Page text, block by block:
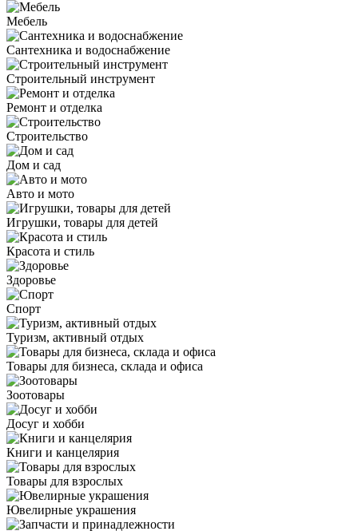
Мебель
Сантехника и водоснабжение
Строительный инструмент
Ремонт и отделка
Строительство
Дом и сад
Авто и мото
Игрушки, товары для детей
Красота и стиль
Здоровье
Спорт
Туризм, активный отдых
Товары для бизнеса, склада и офиса
Зоотовары
Досуг и хобби
Книги и канцелярия
Товары для взрослых
Ювелирные украшения